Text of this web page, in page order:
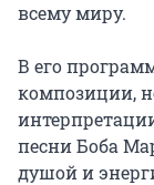
всему миру.
В его
композиции,
песни Боба
душой и